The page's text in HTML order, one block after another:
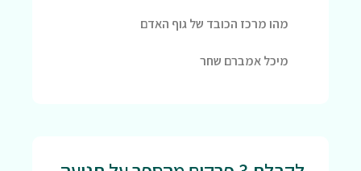
מהו מרכז הכובד של גוף האדם
מיכל אמברם שחר